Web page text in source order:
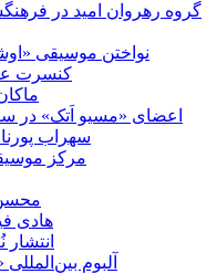
گروه رهروان امید در
نواختن موسیقی
کنسرت
اعضای «مسیو اَتک» در
سهراب
مرکز
هادی
آلبوم